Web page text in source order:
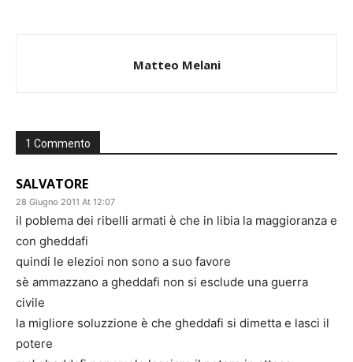
Matteo Melani
1 Commento
SALVATORE
28 Giugno 2011 At 12:07
il poblema dei ribelli armati è che in libia la maggioranza e
con gheddafi
quindi le elezioi non sono a suo favore
sè ammazzano a gheddafi non si esclude una guerra
civile
la migliore soluzzione è che gheddafi si dimetta e lasci il
potere